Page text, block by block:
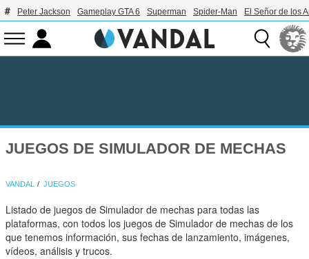
Peter Jackson Gameplay GTA 6 Superman Spider-Man El Señor de los
JUEGOS DE SIMULADOR DE MECHAS
VANDAL JUEGOS
Listado de juegos de Simulador de mechas para todas las
plataformas, con todos los juegos de Simulador de mechas de los
que tenemos información, sus fechas de lanzamiento, imágenes,
vídeos, análisis y trucos.